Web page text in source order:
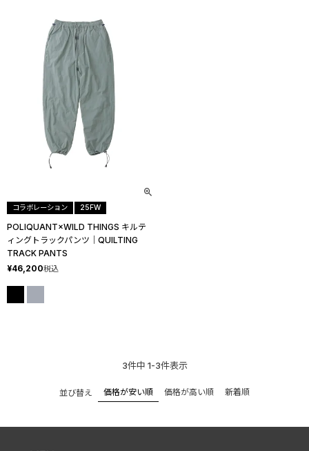
POLIQUANT×WILD THINGS キルテ
ィングトラックパンツ│QUILTING
TRACK PANTS
コラボレーション 25FW
¥46,200税込
並び替え 価格が安い順 価格が高い順 新着順
3件中 1-3件表示